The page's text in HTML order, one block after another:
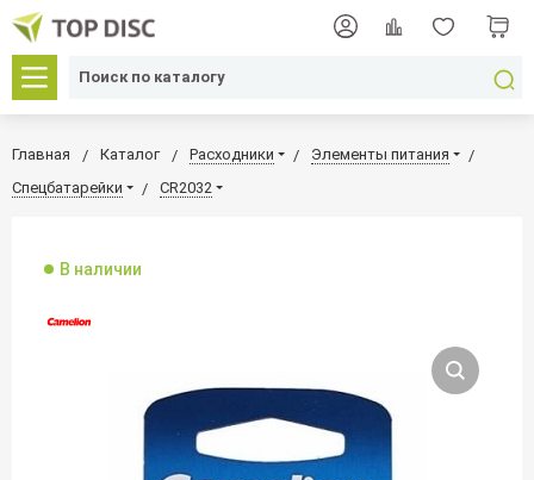
Главная Каталог Расходники
Элементы питания
Спецбатарейки
CR2032
В наличии